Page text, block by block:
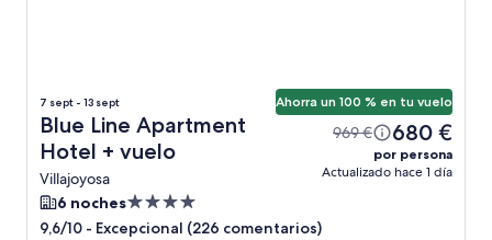
7 sept - 13 sept
Blue Line Apartment
Hotel + vuelo
Villajoyosa
Ahorra un 100 % en tu vuelo
969 € 680 €
por persona
Actualizado hace 1 día
6 nochesAlojamiento
de
9,6/10 - Excepcional (226 comentarios)